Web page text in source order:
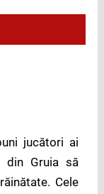
jucători ai
din Gruia să
Cele